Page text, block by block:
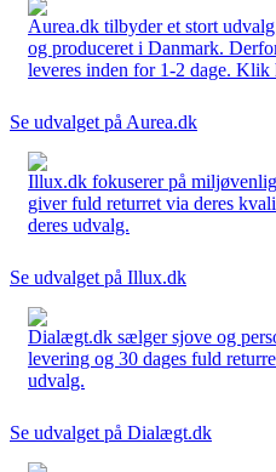
Aurea.dk tilbyder et stort
og produceret i Danmark.
leveres inden for 1-2 dage. Klik
Se udvalget på Aurea.dk
Illux.dk fokuserer på
giver fuld returret via deres
deres udvalg.
Se udvalget på Illux.dk
Dialægt.dk sælger sjove og
levering og 30 dages fuld
udvalg.
Se udvalget på Dialægt.dk